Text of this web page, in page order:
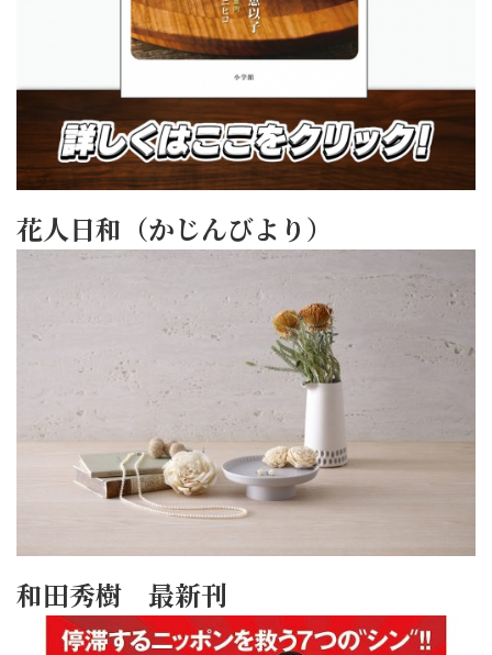
花人日和（かじんびより）
和田秀樹 最新刊